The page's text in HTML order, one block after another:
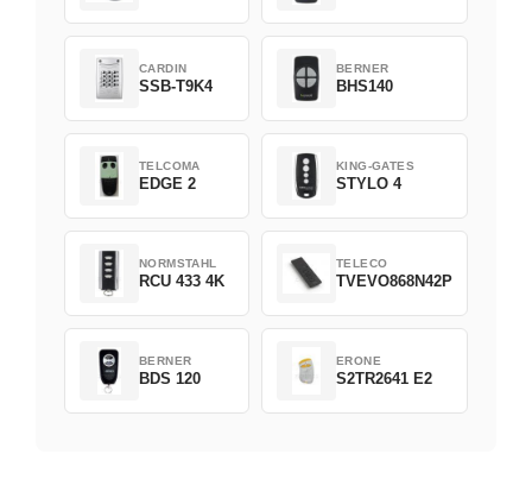
CARDIN
SSB-T9K4
BERNER
BHS140
TELCOMA
EDGE 2
KING-GATES
STYLO 4
NORMSTAHL
RCU 433 4K
TELECO
TVEVO868N42P
BERNER
BDS 120
ERONE
S2TR2641 E2